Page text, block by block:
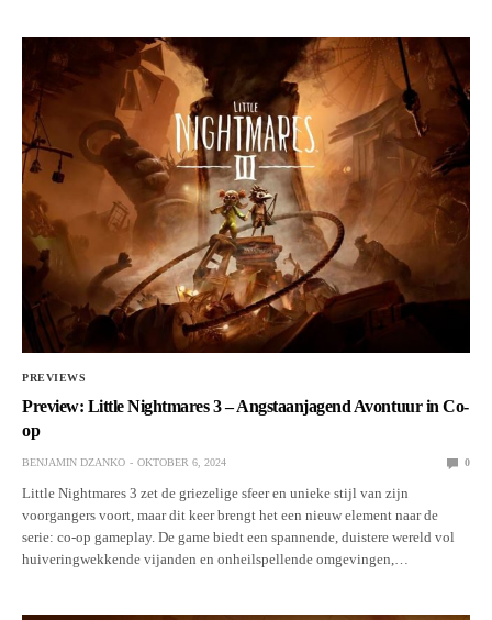
PREVIEWS
Preview: Little Nightmares 3 – Angstaanjagend Avontuur in Co-
op
BENJAMIN DZANKO OKTOBER 6, 2024 0
Little Nightmares 3 zet de griezelige sfeer en unieke stijl van zijn
voorgangers voort, maar dit keer brengt het een nieuw element naar de
serie: co-op gameplay. De game biedt een spannende, duistere wereld vol
huiveringwekkende vijanden en onheilspellende omgevingen,…